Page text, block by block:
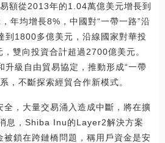
額從2013年的1.04萬億美元增長到
年均增長8%，中國對“一帶一路”沿
到1800多億美元，沿線國家對華投
雙向投資合計超過2700億美元。
升級自由貿易協定，推動形成“一帶
，不斷探索經貿合作新模式。
，大量交易涌入造成中斷，將在擴
息，Shiba Inu的Layer2解決方案
鎖在跨鏈橋問題，稱用戶資金是安